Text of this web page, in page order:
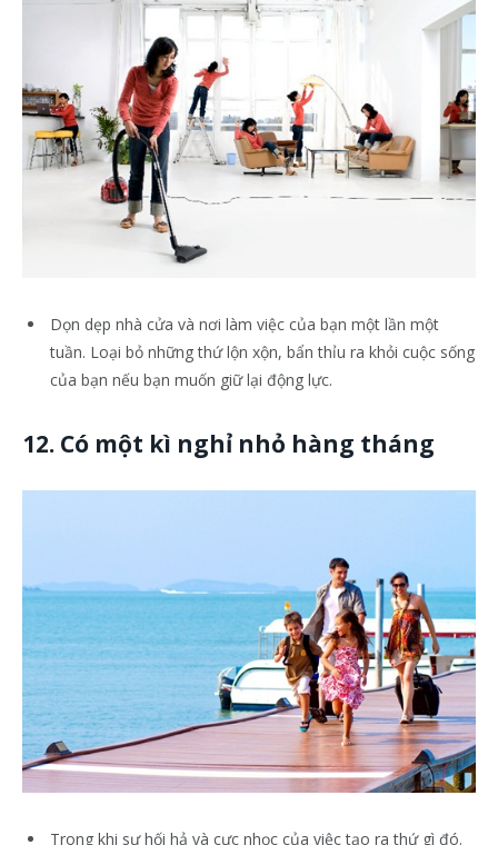
Dọn dẹp nhà cửa và nơi làm việc của bạn một lần một
tuần. Loại bỏ những thứ lộn xộn, bẩn thỉu ra khỏi cuộc sống
của bạn nếu bạn muốn giữ lại động lực.
12. Có một kì nghỉ nhỏ hàng tháng
Trong khi sự hối hả và cực nhọc của việc tạo ra thứ gì đó.